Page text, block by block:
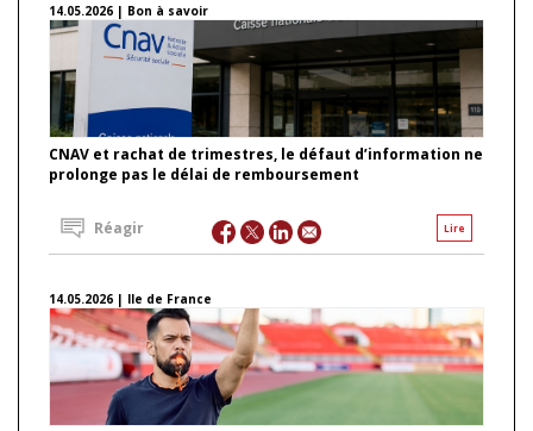
14.05.2026 | Bon à savoir
CNAV et rachat de trimestres, le défaut d’information ne
prolonge pas le délai de remboursement
Lire
Réagir
14.05.2026 | Ile de France